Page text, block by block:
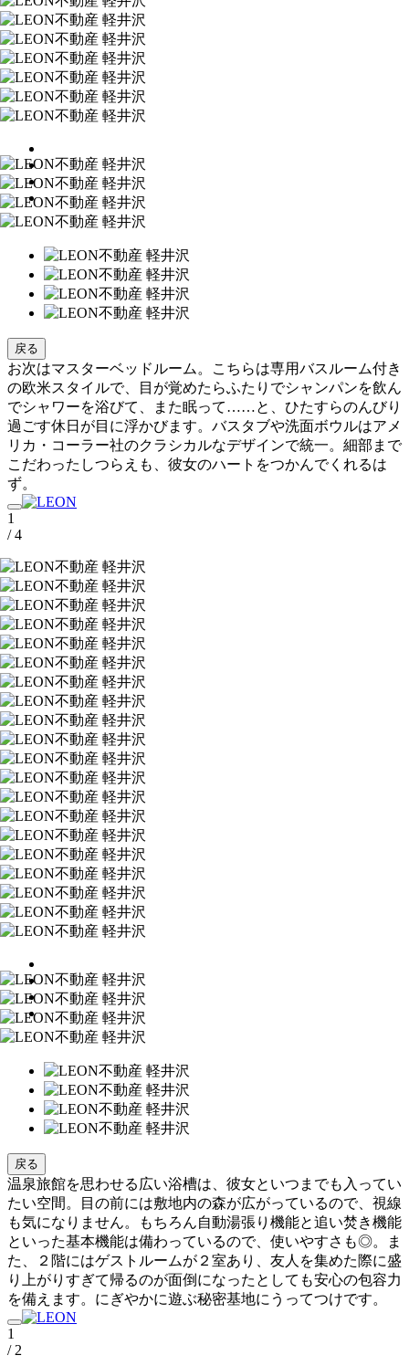
戻る
お次はマスターベッドルーム。こちらは専用バスルーム付き
の欧米スタイルで、目が覚めたらふたりでシャンパンを飲ん
でシャワーを浴びて、また眠って……と、ひたすらのんびり
過ごす休日が目に浮かびます。バスタブや洗面ボウルはアメ
リカ・コーラー社のクラシカルなデザインで統一。細部まで
こだわったしつらえも、彼女のハートをつかんでくれるは
ず。
1
/ 4
戻る
温泉旅館を思わせる広い浴槽は、彼女といつまでも入ってい
たい空間。目の前には敷地内の森が広がっているので、視線
も気になりません。もちろん自動湯張り機能と追い焚き機能
といった基本機能は備わっているので、使いやすさも◎。ま
た、２階にはゲストルームが２室あり、友人を集めた際に盛
り上がりすぎて帰るのが面倒になったとしても安心の包容力
を備えます。にぎやかに遊ぶ秘密基地にうってつけです。
1
/ 2